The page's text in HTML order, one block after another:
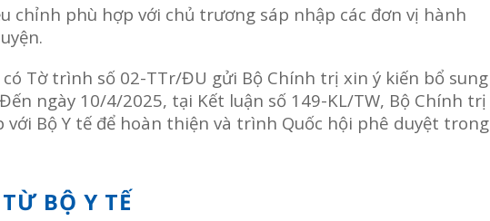
chỉnh phù hợp với chủ trương sáp nhập các đơn vị hành
có Tờ trình số 02-TTr/ĐU gửi Bộ Chính trị xin ý kiến bổ sung
ngày 10/4/2025, tại Kết luận số 149-KL/TW, Bộ Chính trị
Bộ Y tế để hoàn thiện và trình Quốc hội phê duyệt trong
BỘ Y TẾ